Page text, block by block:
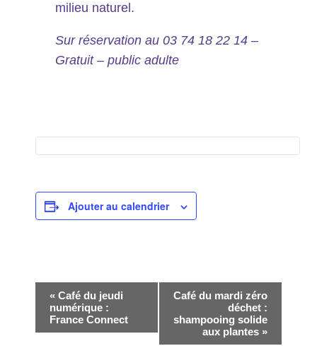
milieu naturel.
Sur réservation au 03 74 18 22 14 –
Gratuit – public adulte
Ajouter au calendrier
Navigation
Évènement
« Café du jeudi
numérique :
France Connect
Café du mardi zéro
déchet :
shampooing solide
aux plantes »